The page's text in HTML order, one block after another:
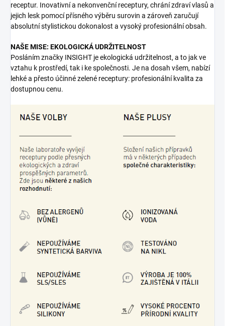
receptur. Inovativní a nekonvenční receptury, chrání zdraví vlasů a
jejich lesk pomocí přísného výběru surovin a zároveň zaručují
absolutní stylistickou dokonalost a vysoký profesionální obsah.
NAŠE MISE: EKOLOGICKÁ UDRŽITELNOST
Posláním značky INSIGHT je ekologická udržitelnost, a to jak ve
vztahu k prostředí, tak i ke společnosti. Je na dosah všem, nabízí
lehké a přesto účinné zelené receptury: profesionální kvalita za
dostupnou cenu.